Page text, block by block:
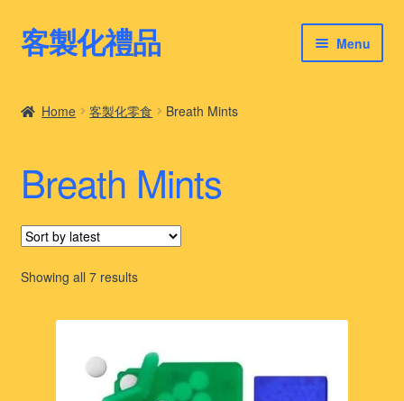
Skip
to
Skip
to
客製化禮品 Menu
客製化禮品案例
客製化禮品知識
Home 客製化零食 Breath Mints
Breath Mints
Showing all 7 resultsSorted
latest